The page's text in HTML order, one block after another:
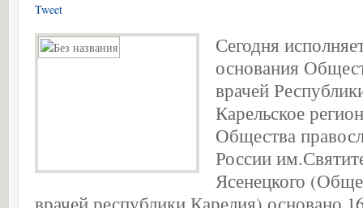
Tweet
Сегодня
основания
врачей
Карельское
Общества
России
Ясенецкого
врачей республики Карелия) основано